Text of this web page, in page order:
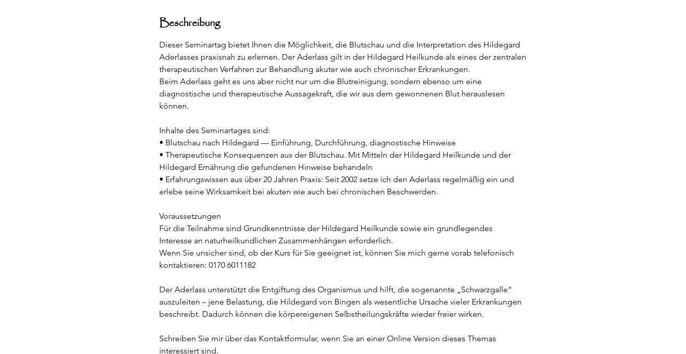
.
O
k
t
.
Beschreibung
Dieser Seminartag bietet Ihnen die Möglichkeit, die Blutschau und die Interpretation des Hildegard
Aderlasses praxisnah zu erlernen. Der Aderlass gilt in der Hildegard Heilkunde als eines der zentralen
therapeutischen Verfahren zur Behandlung akuter wie auch chronischer Erkrankungen.
Beim Aderlass geht es uns aber nicht nur um die Blutreinigung, sondern ebenso um eine
diagnostische und therapeutische Aussagekraft, die wir aus dem gewonnenen Blut herauslesen
können.
Inhalte des Seminartages sind:
• Blutschau nach Hildegard — Einführung, Durchführung, diagnostische Hinweise
• Therapeutische Konsequenzen aus der Blutschau. Mit Mitteln der Hildegard Heilkunde und der
Hildegard Ernährung die gefundenen Hinweise behandeln
• Erfahrungswissen aus über 20 Jahren Praxis: Seit 2002 setze ich den Aderlass regelmäßig ein und
erlebe seine Wirksamkeit bei akuten wie auch bei chronischen Beschwerden.
Voraussetzungen
Für die Teilnahme sind Grundkenntnisse der Hildegard Heilkunde sowie ein grundlegendes
Interesse an naturheilkundlichen Zusammenhängen erforderlich.
Wenn Sie unsicher sind, ob der Kurs für Sie geeignet ist, können Sie mich gerne vorab telefonisch
kontaktieren: 0170 6011182
Der Aderlass unterstützt die Entgiftung des Organismus und hilft, die sogenannte „Schwarzgalle“
auszuleiten – jene Belastung, die Hildegard von Bingen als wesentliche Ursache vieler Erkrankungen
beschreibt. Dadurch können die körpereigenen Selbstheilungskräfte wieder freier wirken.
Schreiben Sie mir über das Kontaktformular, wenn Sie an einer Online Version dieses Themas